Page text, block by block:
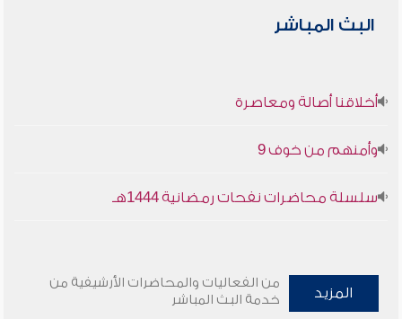
البث المباشر
أخلاقنا أصالة ومعاصرة
وأمنهم من خوف 9
سلسلة محاضرات نفحات رمضانية 1444هـ
المزيد
من الفعاليات والمحاضرات الأرشيفية من
خدمة البث المباشر